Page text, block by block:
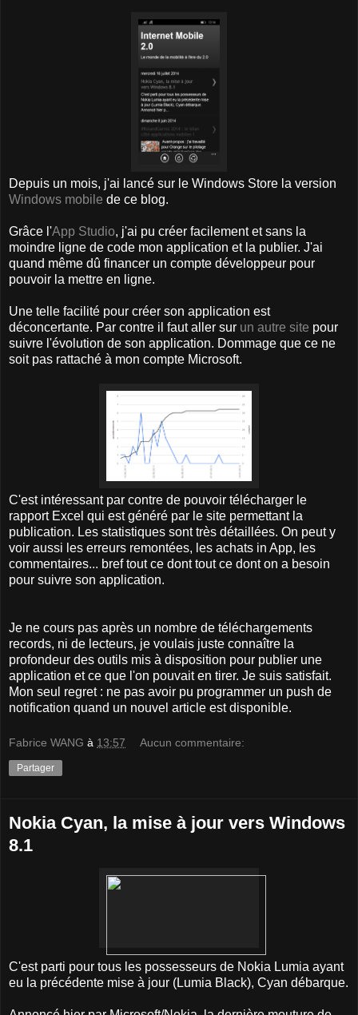
Depuis un mois, j'ai lancé sur le Windows Store la version
Windows mobile de ce blog.
Grâce l'App Studio, j'ai pu créer facilement et sans la
moindre ligne de code mon application et la publier. J'ai
quand même dû financer un compte développeur pour
pouvoir la mettre en ligne.
Une telle facilité pour créer son application est
déconcertante. Par contre il faut aller sur un autre site pour
suivre l'évolution de son application. Dommage que ce ne
soit pas rattaché à mon compte Microsoft.
C'est intéressant par contre de pouvoir télécharger le
rapport Excel qui est généré par le site permettant la
publication. Les statistiques sont très détaillées. On peut y
voir aussi les erreurs remontées, les achats in App, les
commentaires... bref tout ce dont tout ce dont on a besoin
pour suivre son application.
Je ne cours pas après un nombre de téléchargements
records, ni de lecteurs, je voulais juste connaître la
profondeur des outils mis à disposition pour publier une
application et ce que l'on pouvait en tirer. Je suis satisfait.
Mon seul regret : ne pas avoir pu programmer un push de
notification quand un nouvel article est disponible.
Fabrice WANG à 13:57 Aucun commentaire:
Partager
Nokia Cyan, la mise à jour vers Windows
8.1
C'est parti pour tous les possesseurs de Nokia Lumia ayant
eu la précédente mise à jour (Lumia Black), Cyan débarque.